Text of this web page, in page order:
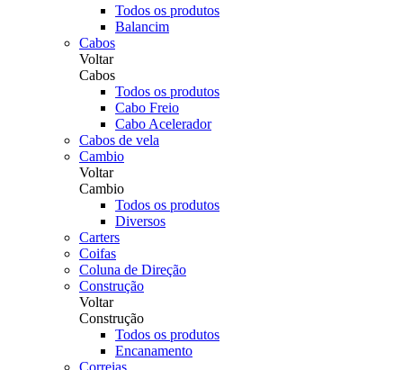
Todos os produtos
Balancim
Cabos
Voltar
Cabos
Todos os produtos
Cabo Freio
Cabo Acelerador
Cabos de vela
Cambio
Voltar
Cambio
Todos os produtos
Diversos
Carters
Coifas
Coluna de Direção
Construção
Voltar
Construção
Todos os produtos
Encanamento
Correias